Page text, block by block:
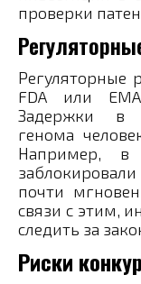
проверки
Регуляторные
FDA или
Задержки в
генома
Например, в
почти
связи с этим,
следить за
Риски